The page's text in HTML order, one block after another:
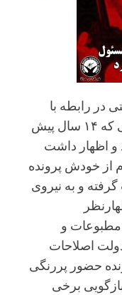
در رابطه با
پرونده زهرا کاظمی زندانی امنیتی که ۱۴ سال پیش
و اظهار داشت
از خودش پرونده
و به نیروی
و
اصلاحات
حضور پررنگی
برخی